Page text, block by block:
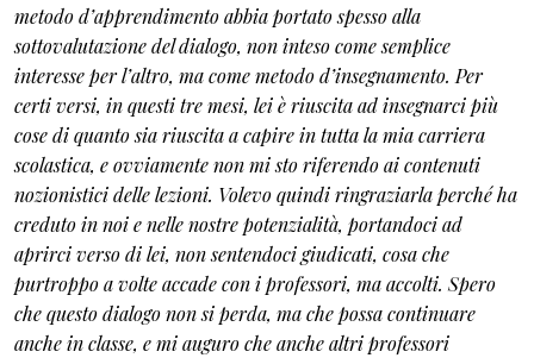
metodo d’apprendimento abbia portato spesso alla
sottovalutazione del dialogo, non inteso come semplice
interesse per l’altro, ma come metodo d’insegnamento. Per
certi versi, in questi tre mesi, lei è riuscita ad insegnarci più
cose di quanto sia riuscita a capire in tutta la mia carriera
scolastica, e ovviamente non mi sto riferendo ai contenuti
nozionistici delle lezioni. Volevo quindi ringraziarla perché ha
creduto in noi e nelle nostre potenzialità, portandoci ad
aprirci verso di lei, non sentendoci giudicati, cosa che
purtroppo a volte accade con i professori, ma accolti. Spero
che questo dialogo non si perda, ma che possa continuare
anche in classe, e mi auguro che anche altri professori